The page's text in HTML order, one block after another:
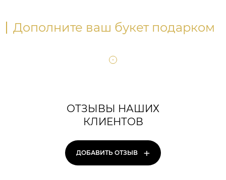
Дополните ваш букет подарком
ОТЗЫВЫ НАШИХ
КЛИЕНТОВ
ДОБАВИТЬ ОТЗЫВ +